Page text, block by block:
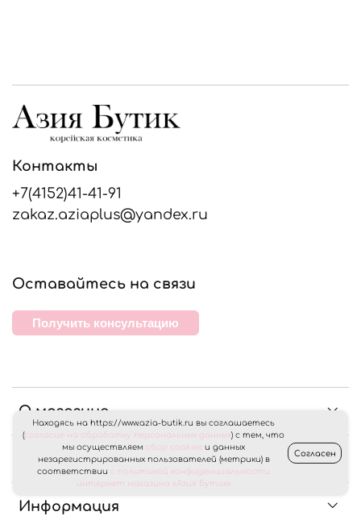
О магазине
Клиентам
Информация
Контакты
+7(4152)41-41-91
zakaz.aziaplus@yandex.ru
Оставайтесь на связи
Получить консультацию
Находясь на https://www.azia-butik.ru вы соглашаетесь
(согласие на обработку персональных данных) с тем, что
мы осуществляем сбор cookies и данных
незарегистрированных пользователей (метрики) в
соответствии с политикой конфиденциальности
интернет магазина «Азия Бутик»
Согласен